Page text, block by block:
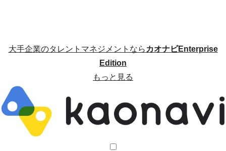
大手企業のタレントマネジメントならカオナビEnterprise
Edition
もっと見る